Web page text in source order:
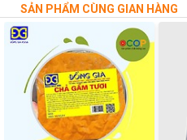
SẢN PHẨM CÙNG GIAN HÀNG